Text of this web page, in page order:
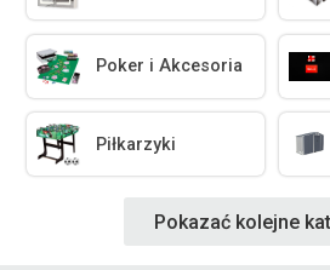
Poker i Akcesoria
Piłkarzyki
Pokazać kolejne